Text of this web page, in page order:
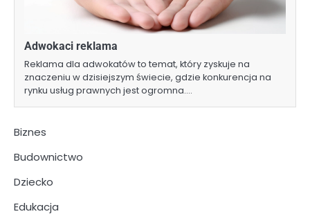
Adwokaci reklama
Reklama dla adwokatów to temat, który zyskuje na
znaczeniu w dzisiejszym świecie, gdzie konkurencja na
rynku usług prawnych jest ogromna.…
Biznes
Budownictwo
Dziecko
Edukacja